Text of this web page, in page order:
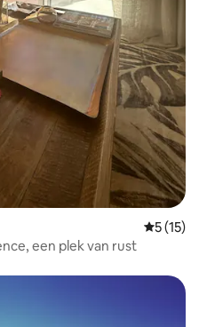
5 (15)
een plek van rust